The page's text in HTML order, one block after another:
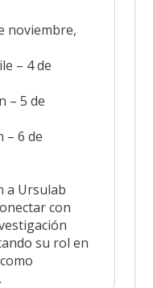
noviembre,
– 4 de
– 5 de
– 6 de
a Ursulab
con
su rol en